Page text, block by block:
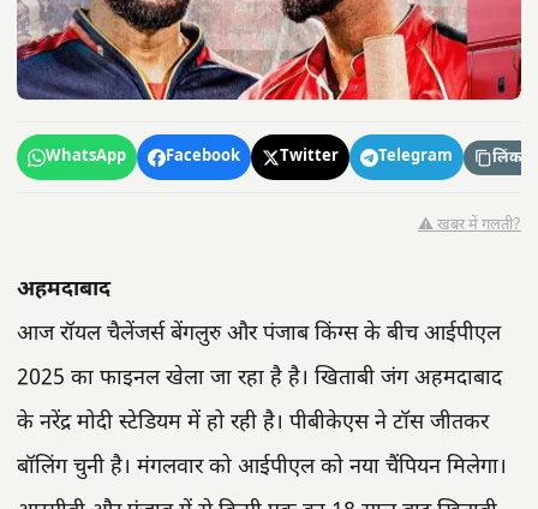
WhatsApp Facebook Twitter Telegram लिंक
⚠️ खबर में गलती?
अहमदाबाद
आज रॉयल चैलेंजर्स बेंगलुरु और पंजाब किंग्स के बीच आईपीएल
2025 का फाइनल खेला जा रहा है है। खिताबी जंग अहमदाबाद
के नरेंद्र मोदी स्टेडियम में हो रही है। पीबीकेएस ने टॉस जीतकर
बॉलिंग चुनी है। मंगलवार को आईपीएल को नया चैंपियन मिलेगा।